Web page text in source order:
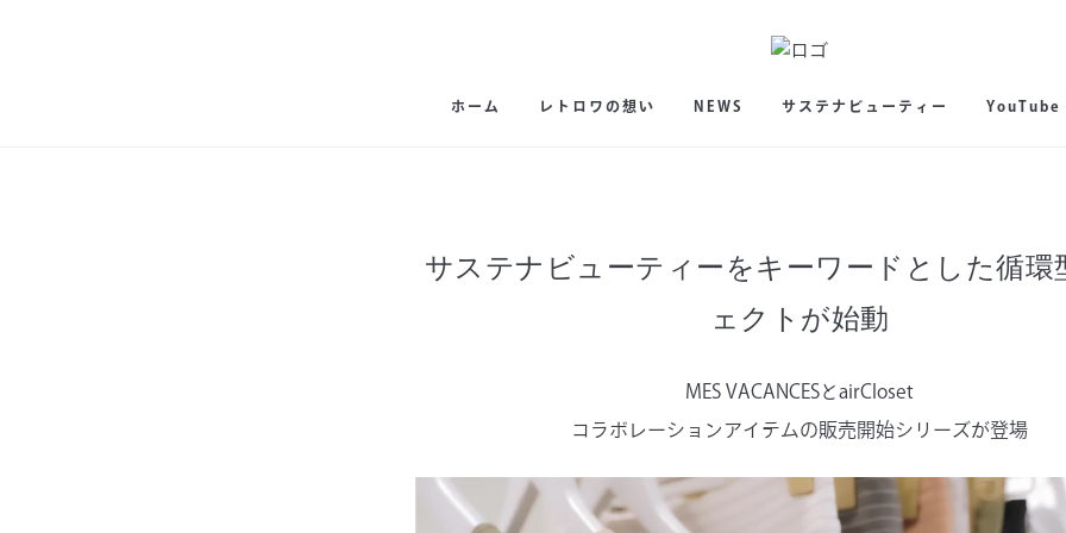
ホーム レトロワの想い NEWS サステナビューティー YouTube
サステナビューティーをキーワードとした循環
ェクトが始動
MES VACANCESとairCloset
コラボレーションアイテムの販売開始シリーズが登場